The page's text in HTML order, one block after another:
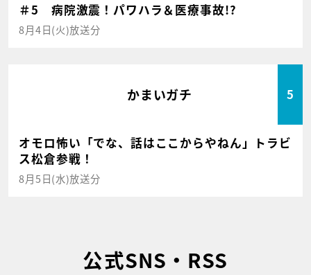
＃5 病院激震！パワハラ＆医療事故!?
8月4日(火)放送分
かまいガチ 5
オモロ怖い「でな、話はここからやねん」トラビ
ス松倉参戦！
8月5日(水)放送分
公式SNS・RSS